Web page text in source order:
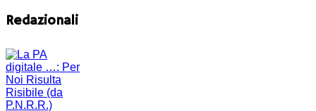
Redazionali